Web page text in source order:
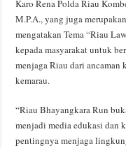
Karo Rena Polda Riau
M.P.A., yang juga
mengatakan Tema “Riau
kepada masyarakat untuk
menjaga Riau dari ancaman
kemarau.
“Riau Bhayangkara Run
menjadi media edukasi dan
pentingnya menjaga